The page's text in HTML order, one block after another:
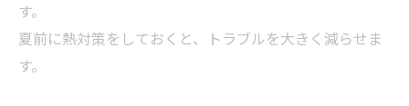
す。
夏前に熱対策をしておくと、トラブルを大きく減らせま
す。